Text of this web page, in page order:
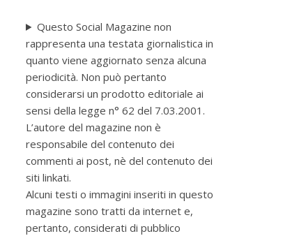
Questo Social Magazine non
rappresenta una testata giornalistica in
quanto viene aggiornato senza alcuna
periodicità. Non può pertanto
considerarsi un prodotto editoriale ai
sensi della legge n° 62 del 7.03.2001.
L’autore del magazine non è
responsabile del contenuto dei
commenti ai post, nè del contenuto dei
siti linkati.
Alcuni testi o immagini inseriti in questo
magazine sono tratti da internet e,
pertanto, considerati di pubblico